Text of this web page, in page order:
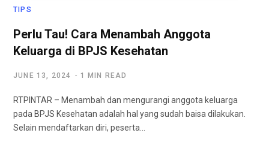
TIPS
Perlu Tau! Cara Menambah Anggota
Keluarga di BPJS Kesehatan
JUNE 13, 2024 1 MIN READ
RTPINTAR – Menambah dan mengurangi anggota keluarga
pada BPJS Kesehatan adalah hal yang sudah baisa dilakukan.
Selain mendaftarkan diri, peserta…